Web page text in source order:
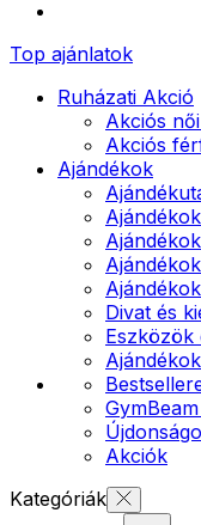
Top ajánlatok
Ruházati Akció
Akciós
Akciós
Ajándékok
Divat és
Eszközök
Akciók
Kategóriák